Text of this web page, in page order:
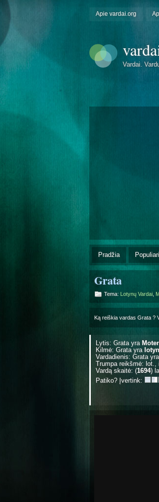
Apie vardai.org
Vardai.
Pradžia
Grata
Tema: Lotynų Vardai
Ką reiškia vardas Grata ?
Lytis: Grata yra
Kilmė: Grata yra
Vardadienis: Grata
Trumpa reikšmė: lot.,
Vardą skaitė: (1694)
Patiko? Įvertink: